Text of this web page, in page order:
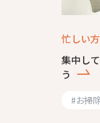
忙しい
集中し
う
#お掃